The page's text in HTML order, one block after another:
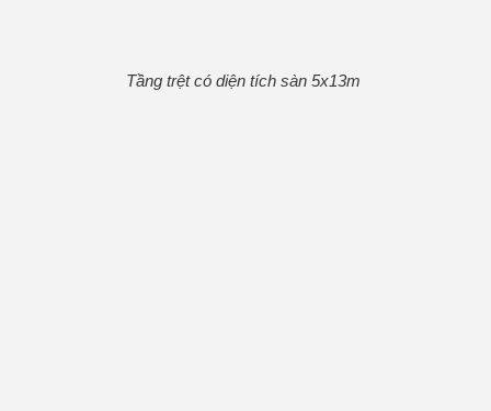
Tầng trệt có diện tích sàn 5x13m